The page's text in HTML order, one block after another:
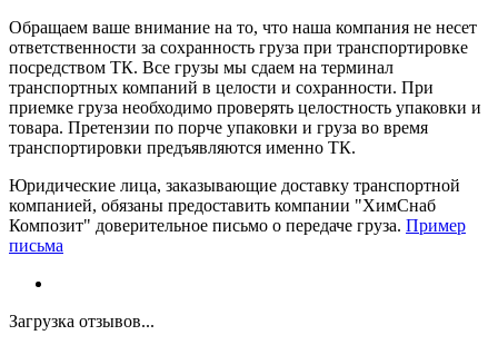
Обращаем ваше внимание на то, что наша компания не несет
ответственности за сохранность груза при транспортировке
посредством ТК. Все грузы мы сдаем на терминал
транспортных компаний в целости и сохранности. При
приемке груза необходимо проверять целостность упаковки и
товара. Претензии по порче упаковки и груза во время
транспортировки предъявляются именно ТК.
Юридические лица, заказывающие доставку транспортной
компанией, обязаны предоставить компании "ХимСнаб
Композит" доверительное письмо о передаче груза. Пример
письма
Загрузка отзывов...